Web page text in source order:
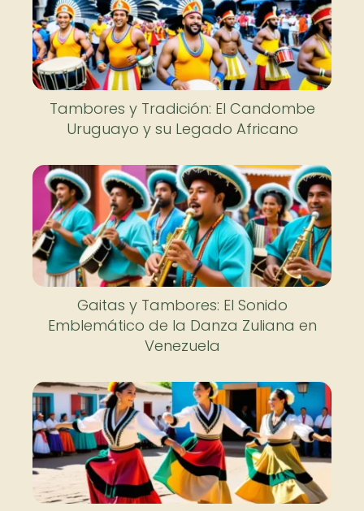
Tambores y Tradición: El Candombe
Uruguayo y su Legado Africano
Gaitas y Tambores: El Sonido
Emblemático de la Danza Zuliana en
Venezuela